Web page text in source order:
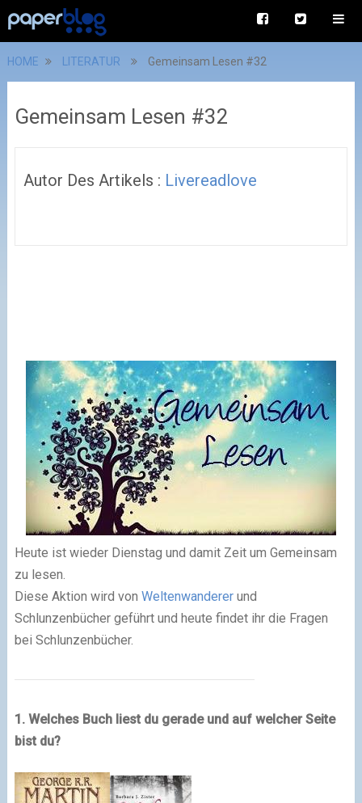
HOME LITERATUR Gemeinsam Lesen #32
Gemeinsam Lesen #32
Autor Des Artikels : Livereadlove
Heute ist wieder Dienstag und damit Zeit um Gemeinsam
zu lesen.
Diese Aktion wird von Weltenwandererund
Schlunzenbücher geführt und heute findet ihr die Fragen
bei Schlunzenbücher.
1. Welches Buch liest du gerade und auf welcher Seite
bist du?